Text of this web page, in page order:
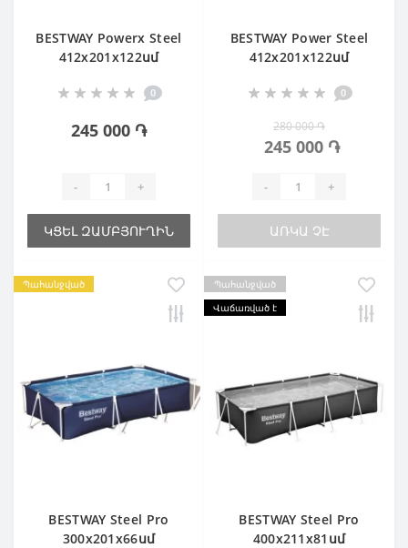
BESTWAY Powerx Steel
412х201х122սմ
0
245 000 ֏
- +
ԿՑԵԼ ԶԱՄԲՅՈՒՂԻՆ
BESTWAY Power Steel
412х201х122սմ
0
280 000 ֏
245 000 ֏
- +
ԱՌԿԱ ՉԷ
Պահանջված
BESTWAY Steel Pro
300х201х66սմ
Պահանջված
Վաճառված է
BESTWAY Steel Pro
400х211х81սմ